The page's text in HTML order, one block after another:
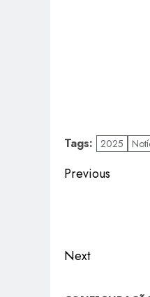
Tags: 2025
Post
Previous
Next